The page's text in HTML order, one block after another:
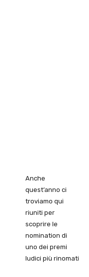
Anche
quest’anno ci
troviamo qui
riuniti per
scoprire le
nomination di
uno dei premi
ludici più rinomati